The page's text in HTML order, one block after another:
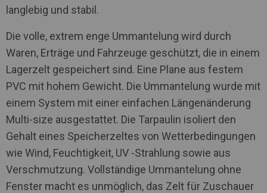
langlebig und stabil.
Die volle, extrem enge Ummantelung wird durch
Waren, Erträge und Fahrzeuge geschützt, die in einem
Lagerzelt gespeichert sind. Eine Plane aus festem
PVC mit hohem Gewicht. Die Ummantelung wurde mit
einem System mit einer einfachen Längenänderung
Multi-size ausgestattet. Die Tarpaulin isoliert den
Gehalt eines Speicherzeltes von Wetterbedingungen
wie Wind, Feuchtigkeit, UV -Strahlung sowie aus
Verschmutzung. Vollständige Ummantelung ohne
Fenster macht es unmöglich, das Zelt für Zuschauer